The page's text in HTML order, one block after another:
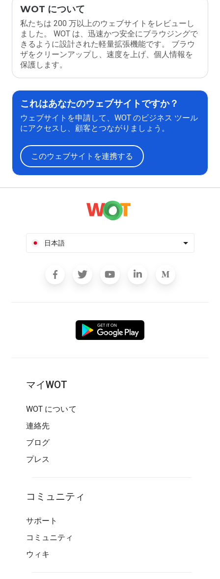
WOT について
私たちは 200 万以上のウェブサイトをレビューし
ました。 WOT は、迅速かつ安全にブラウジングで
きるように設計された軽量拡張機能です。 ブラウ
ザをクリーンアップし、速度を上げ、個人情報を
保護します。
これはあなたのウェブサイトですか？
ウェブサイトを申請して、WOT のビジネス ツール
にアクセスし、顧客とつながりましょう。
このウェブサイトを連携する
日本語
マイWOT
WOT について
連絡先
ブログ
プレス
コミュニティ
サポート
コミュニティ
ウィキ